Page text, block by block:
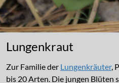
Lungenkraut
Zur Familie der Lungenkräuter,
bis 20 Arten. Die jungen